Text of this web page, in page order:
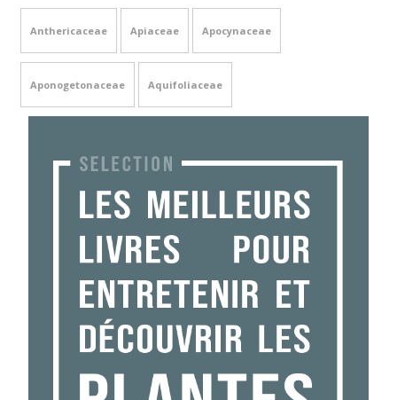
Anthericaceae Apiaceae Apocynaceae
Aponogetonaceae Aquifoliaceae